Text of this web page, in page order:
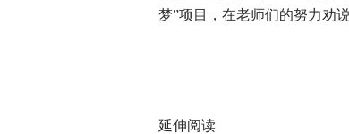
梦”项目，在老师们的努力劝
延伸阅读